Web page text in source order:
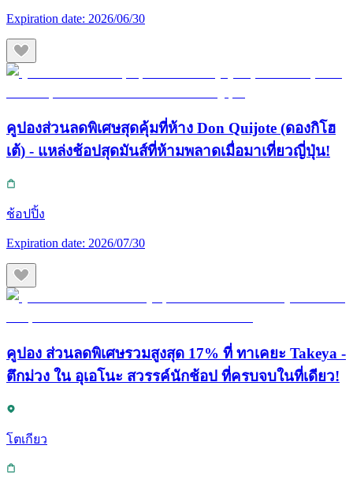
Expiration date: 2026/06/30
คูปองส่วนลดพิเศษสุดคุ้มที่ห้าง Don Quijote (ดองกิโฮ
เต้) - แหล่งช้อปสุดมันส์ที่ห้ามพลาดเมื่อมาเที่ยวญี่ปุ่น!
ช้อปปิ้ง
Expiration date: 2026/07/30
คูปอง ส่วนลดพิเศษรวมสูงสุด 17% ที่ ทาเคยะ Takeya -
ตึกม่วง ใน อุเอโนะ สวรรค์นักช้อป ที่ครบจบในที่เดียว!
โตเกียว